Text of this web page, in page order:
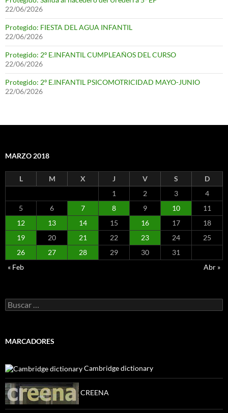
22/06/2026
Protegido: FIESTA DEL AGUA INFANTIL
22/06/2026
Protegido: 2º E.INFANTIL CUMPLEAÑOS DEL CURSO
22/06/2026
Protegido: 2º E.INFANTIL PSICOMOTRICIDAD MAYO-JUNIO
22/06/2026
MARZO 2018
L M X J V S
D
1
2 3
4
5
6 7 8 9 10
11
12
13 14 15 16 17
18
19
20 21 22 23 24
25
26
27 28 29 30
31
« Feb
Abr »
Buscar:
MARCADORES
Cambridge dictionary
CREENA